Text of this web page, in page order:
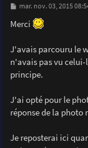
  else{
    delay(300);
  }
M
s
s
e
mar. nov. 03, 2015
Merci
J'avais parcouru le
n'avais pas vu
principe.
J'ai opté pour le
réponse de la photo
Je reposterai ici